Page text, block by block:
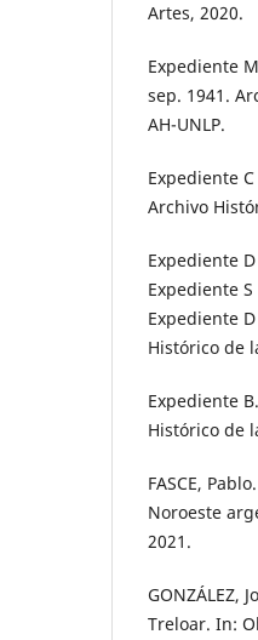
Artes, 2020.
Expediente
sep. 1941.
AH-UNLP.
Expediente
Archivo
Expediente
Expediente
Expediente
Histórico de
Expediente
Histórico de
FASCE,
Noroeste
2021.
GONZÁLEZ,
Treloar. In: